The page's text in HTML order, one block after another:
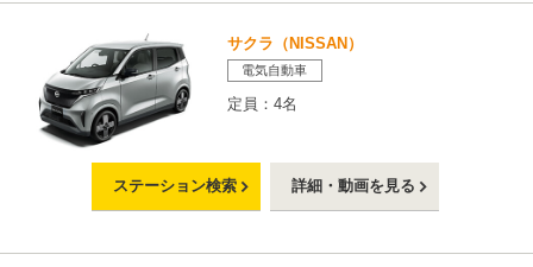
サクラ（NISSAN）
電気自動車
定員：4名
ステーション検索 詳細・動画を見る